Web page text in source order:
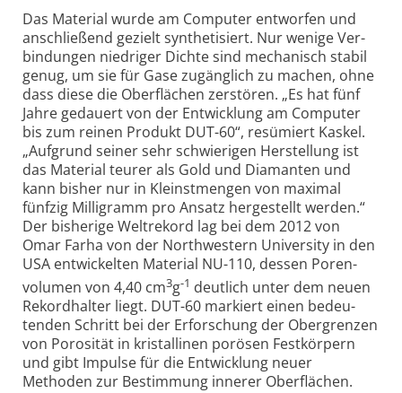
Das Material wurde am Computer entworfen und
anschließend gezielt synthe­ti­siert. Nur wenige Ver­
bin­dungen nied­riger Dichte sind mecha­nisch stabil
genug, um sie für Gase zugäng­lich zu machen, ohne
dass diese die Ober­flächen zer­stören. „Es hat fünf
Jahre gedauert von der Ent­wick­lung am Computer
bis zum reinen Produkt DUT-60“, resümiert Kaskel.
„Auf­grund seiner sehr schwie­rigen Her­stel­lung ist
das Material teurer als Gold und Dia­manten und
kann bisher nur in Kleinst­mengen von maxi­mal
fünfzig Milli­gramm pro Ansatz her­ge­stellt werden.“
Der bis­herige Welt­rekord lag bei dem 2012 von
Omar Farha von der North­western Univer­sity in den
USA ent­wickelten Material NU-110, dessen Poren­
volumen von 4,40 cm3g-1 deut­lich unter dem neuen
Rekord­halter liegt. DUT-60 markiert einen bedeu­
tenden Schritt bei der Erfor­schung der Ober­grenzen
von Poro­sität in kristal­linen porösen Fest­körpern
und gibt Impulse für die Ent­wick­lung neuer
Methoden zur Bestim­mung innerer Ober­flächen.